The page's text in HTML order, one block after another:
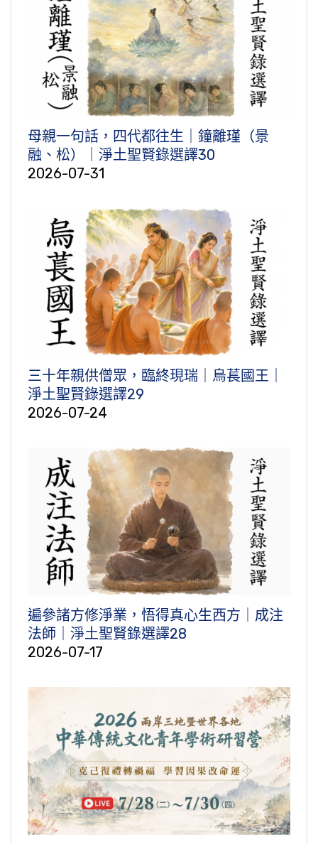
母親一句話，四代都往生｜鐘離瑾（景
融、松）｜淨土聖賢錄選譯30
2026-07-31
三十年親供僧眾，臨終現瑞｜烏萇國王｜
淨土聖賢錄選譯29
2026-07-24
遍參諸方修淨業，悟得真心生西方｜成注
法師｜淨土聖賢錄選譯28
2026-07-17